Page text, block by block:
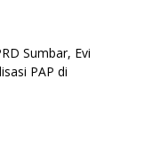
Sumbar, Evi
PAP di